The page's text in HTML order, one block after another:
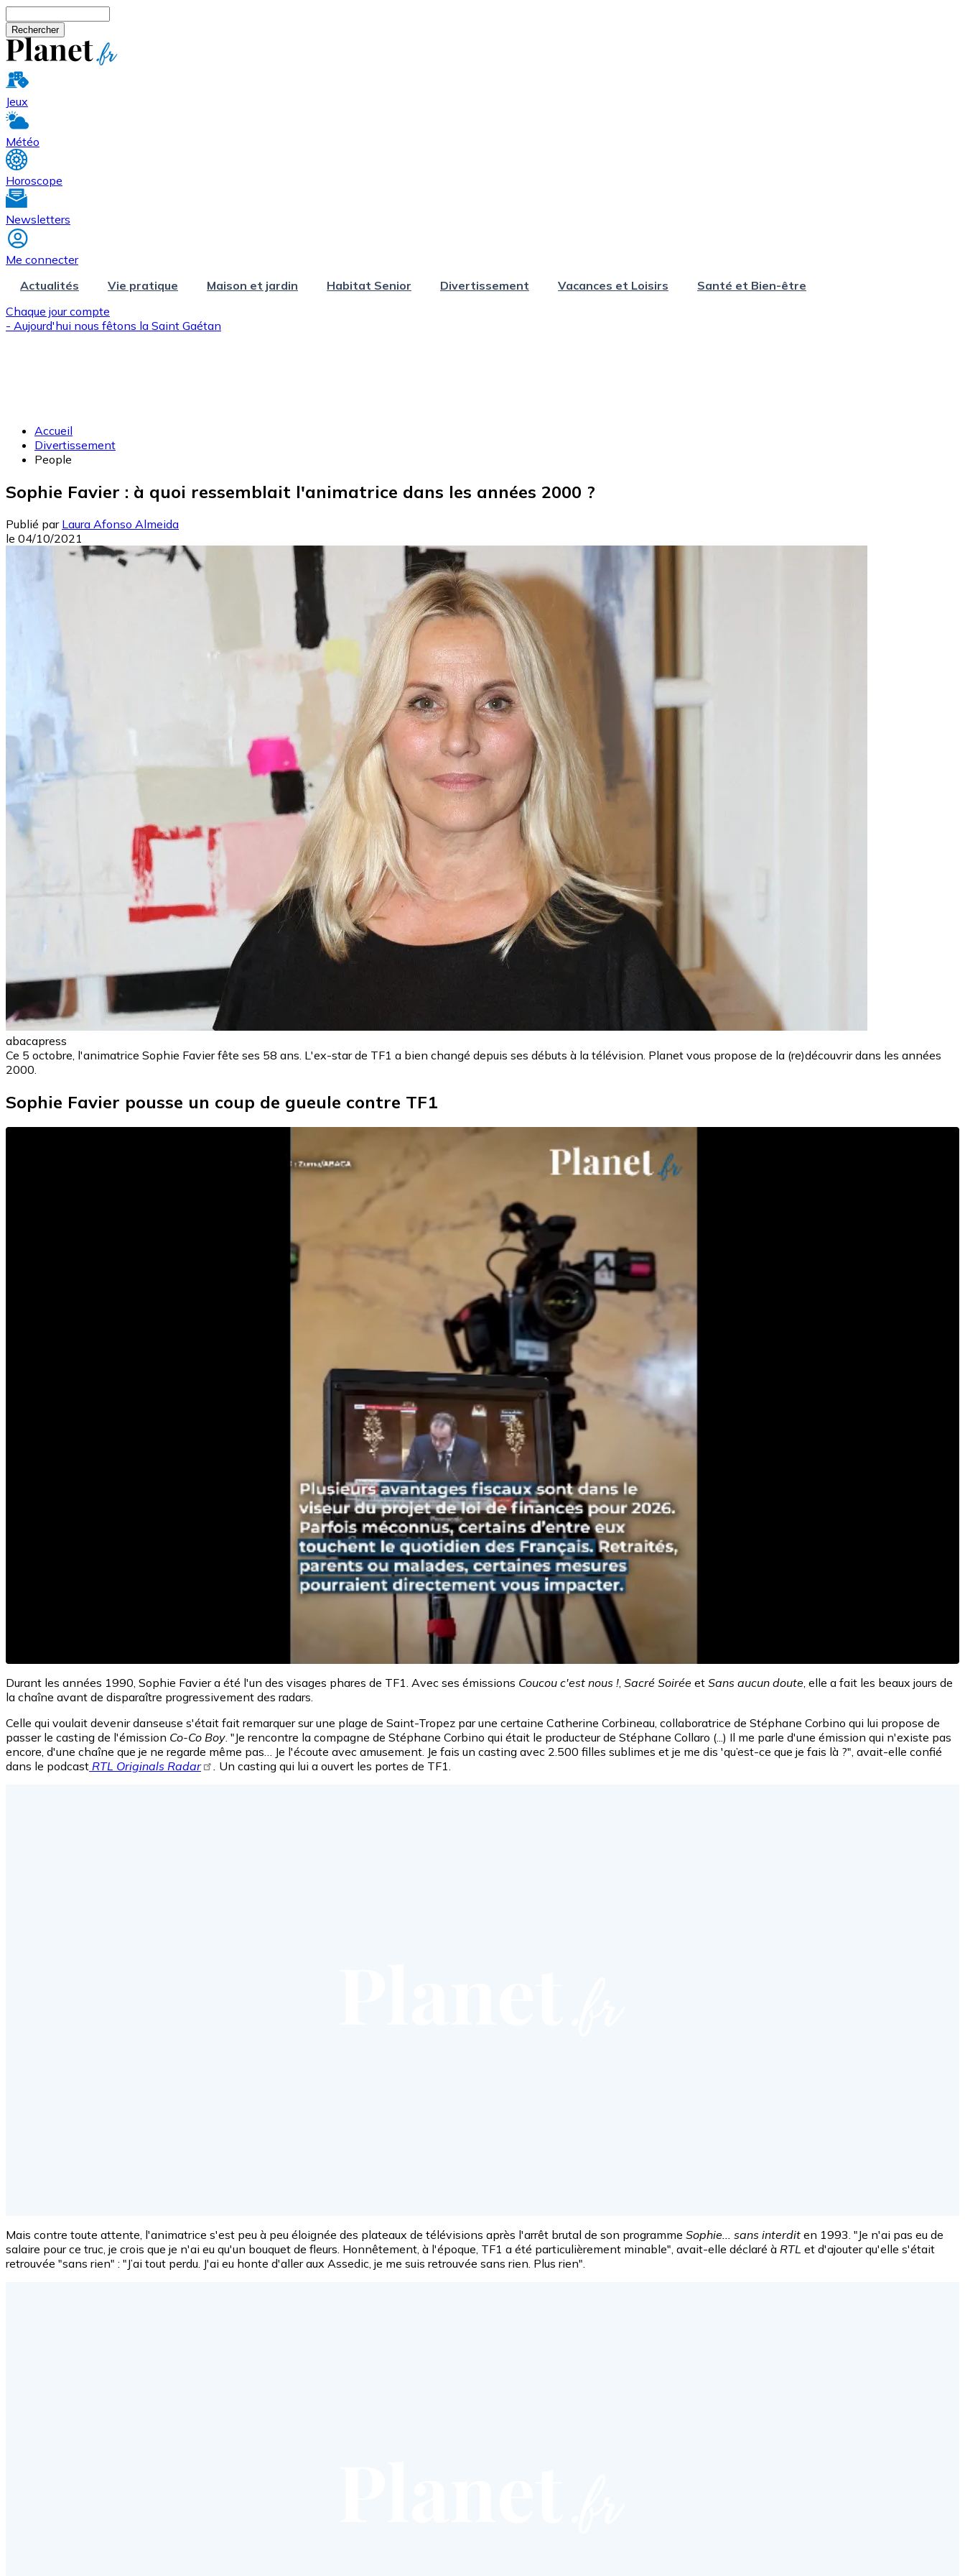
Jeux
Météo
Horoscope
Newsletters
Me connecter
Actualités
Vie pratique Maison et jardin Habitat Senior Divertissement Vacances et Loisirs
Santé et Bien-être
Chaque jour compte
- Aujourd'hui nous fêtons la Saint Gaétan
Accueil
Divertissement
People
Sophie Favier : à quoi ressemblait l'animatrice dans les années 2000 ?
Publié par Laura Afonso Almeida
le 04/10/2021
abacapress
Ce 5 octobre, l'animatrice Sophie Favier fête ses 58 ans. L'ex-star de TF1 a bien changé depuis ses débuts à la télévision. Planet vous propose de la (re)découvrir dans les années
2000.
Sophie Favier pousse un coup de gueule contre TF1
Durant les années 1990, Sophie Favier a été l'un des visages phares de TF1. Avec ses émissions Coucou c'est nous ! Sacré Soirée et Sans aucun doute , elle a fait les beaux jours de
la chaîne avant de disparaître progressivement des radars.
Celle qui voulait devenir danseuse s'était fait remarquer sur une plage de Saint-Tropez par une certaine Catherine Corbineau, collaboratrice de Stéphane Corbino qui lui propose de
passer le casting de l'émission Co-Co Boy . "Je rencontre la compagne de Stéphane Corbino qui était le producteur de Stéphane Collaro (...) Il me parle d'une émission qui n'existe pas
encore, d'une chaîne que je ne regarde même pas… Je l'écoute avec amusement. Je fais un casting avec 2.500 filles sublimes et je me dis 'qu’est-ce que je fais là ?", avait-elle confié
dans le podcast RTL Originals Radar Un casting qui lui a ouvert les portes de TF1.
Mais contre toute attente, l'animatrice s'est peu à peu éloignée des plateaux de télévisions après l'arrêt brutal de son programme Sophie... sans interdit en 1993. "Je n'ai pas eu de
salaire pour ce truc, je crois que je n'ai eu qu'un bouquet de fleurs. Honnêtement, à l'époque, TF1 a été particulièrement minable", avait-elle déclaré à RTL et d'ajouter qu'elle s'était
retrouvée "sans rien" : "J’ai tout perdu. J'ai eu honte d'aller aux Assedic, je me suis retrouvée sans rien. Plus rien".